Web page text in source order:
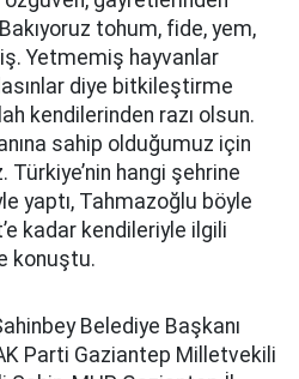
tohum, fide, yem,
Yetmemiş hayvanlar
diye bitkileştirme
kendilerinden razı olsun.
sahip olduğumuz için
Türkiye’nin hangi şehrine
yaptı, Tahmazoğlu böyle
kadar kendileriyle ilgili
konuştu.
Belediye Başkanı
Parti Gaziantep Milletvekili